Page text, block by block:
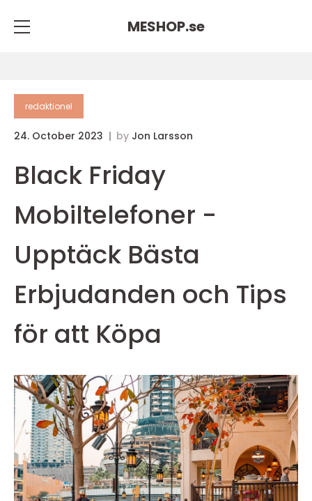
MESHOP.se
redaktionel
24. October 2023 by Jon Larsson
Black Friday
Mobiltelefoner -
Upptäck Bästa
Erbjudanden och Tips
för att Köpa